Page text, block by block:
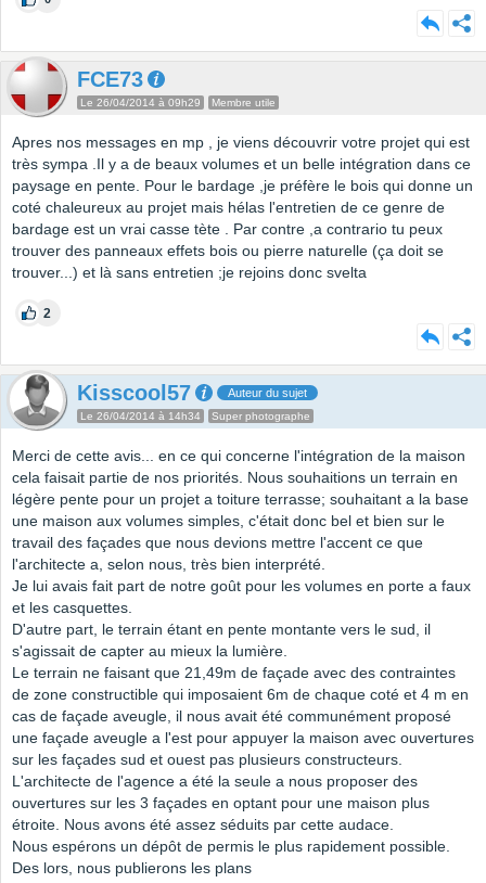
FCE73
Le 26/04/2014 à 09h29 Membre utile
Apres nos messages en mp , je viens découvrir votre projet qui est
très sympa .Il y a de beaux volumes et un belle intégration dans ce
paysage en pente. Pour le bardage ,je préfère le bois qui donne un
coté chaleureux au projet mais hélas l'entretien de ce genre de
bardage est un vrai casse tète . Par contre ,a contrario tu peux
trouver des panneaux effets bois ou pierre naturelle (ça doit se
trouver...) et là sans entretien ;je rejoins donc svelta
2
Kisscool57 Auteur du sujet
Le 26/04/2014 à 14h34 Super photographe
Merci de cette avis... en ce qui concerne l'intégration de la maison
cela faisait partie de nos priorités. Nous souhaitions un terrain en
légère pente pour un projet a toiture terrasse; souhaitant a la base
une maison aux volumes simples, c'était donc bel et bien sur le
travail des façades que nous devions mettre l'accent ce que
l'architecte a, selon nous, très bien interprété.
Je lui avais fait part de notre goût pour les volumes en porte a faux
et les casquettes.
D'autre part, le terrain étant en pente montante vers le sud, il
s'agissait de capter au mieux la lumière.
Le terrain ne faisant que 21,49m de façade avec des contraintes
de zone constructible qui imposaient 6m de chaque coté et 4 m en
cas de façade aveugle, il nous avait été communément proposé
une façade aveugle a l'est pour appuyer la maison avec ouvertures
sur les façades sud et ouest pas plusieurs constructeurs.
L'architecte de l'agence a été la seule a nous proposer des
ouvertures sur les 3 façades en optant pour une maison plus
étroite. Nous avons été assez séduits par cette audace.
Nous espérons un dépôt de permis le plus rapidement possible.
Des lors, nous publierons les plans